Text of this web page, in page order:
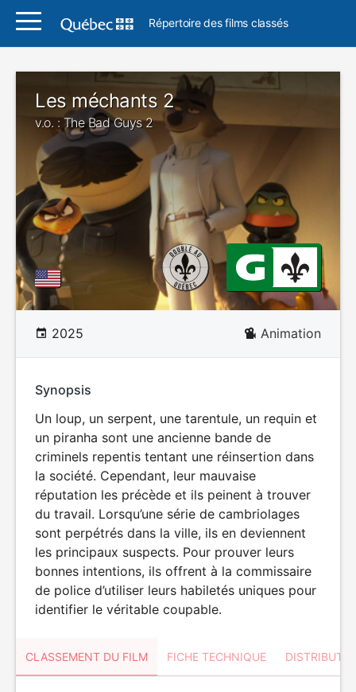
Répertoire des films classés
Les méchants 2
v.o. : The Bad Guys 2
2025 Animation
Synopsis
Un loup, un serpent, une tarentule, un requin et
un piranha sont une ancienne bande de
criminels repentis tentant une réinsertion dans
la société. Cependant, leur mauvaise
réputation les précède et ils peinent à trouver
du travail. Lorsqu’une série de cambriolages
sont perpétrés dans la ville, ils en deviennent
les principaux suspects. Pour prouver leurs
bonnes intentions, ils offrent à la commissaire
de police d’utiliser leurs habiletés uniques pour
identifier le véritable coupable.
CLASSEMENT DU FILM FICHE TECHNIQUE